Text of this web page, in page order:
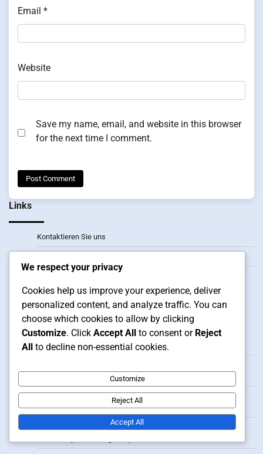
Email *
Website
Save my name, email, and website in this browser
for the next time I comment.
Links
Kontaktieren Sie uns
Neueste Beiträge
Dota 2 Steam Wallet Einlösungen: Kauf von Kosmetikartikeln,
Marktransaktionen, Verfügbarkeit von Gegenständen
Kontostandverfolgung, Ausgabenstrategien
Dota 2 Steam Wallet Einlösungen: Rückerstattungsrichtlinien,
Transaktionsstreitigkeiten, Kundensupport
Dota 2 Steam Wallet Einlösungen: Einlösen für Events,
We respect your privacy
Cookies help us improve your experience, deliver
personalized content, and analyze traffic. You can
choose which cookies to allow by clicking
Customize. Click Accept All to consent or Reject
All to decline non-essential cookies.
Customize
Reject All
Accept All